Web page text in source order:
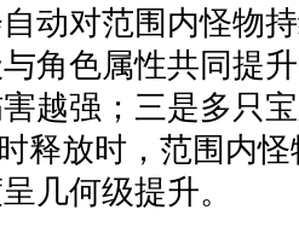
动对范围内怪物
角色属性共同提
越强；三是多只
释放时，范围内
几何级提升。